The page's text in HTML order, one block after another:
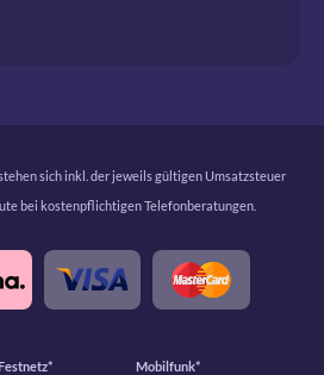
sich inkl. der jeweils gültigen Umsatzsteuer
bei kostenpflichtigen Telefonberatungen.
Mobilfunk*